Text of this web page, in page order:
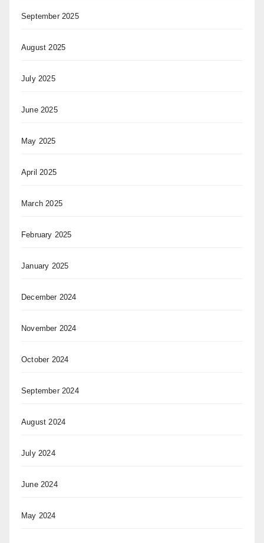
September 2025
August 2025
July 2025
June 2025
May 2025
April 2025
March 2025
February 2025
January 2025
December 2024
November 2024
October 2024
September 2024
August 2024
July 2024
June 2024
May 2024